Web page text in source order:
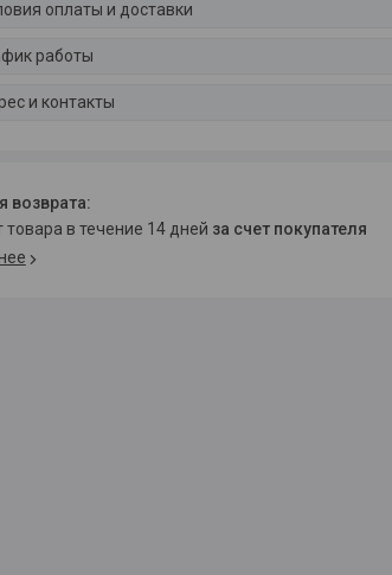
оплаты и доставки
работы
и контакты
товара в течение 14 дней за счет покупателя